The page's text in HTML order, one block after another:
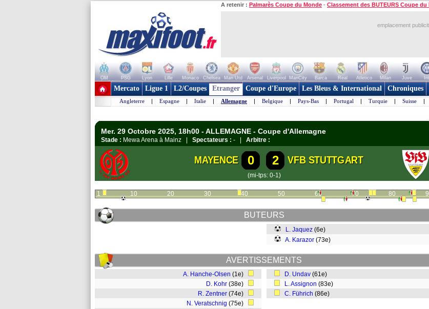
A retenir : Palmarès Coupe du Monde - Classement des BUTEURS Coupe du
emplacement
OM PSG Lyon Lille Monaco Chelsea Man Utd Arsenal Liverpool ManCity Barca Real Atletico Milan Juve
+ de clubs
Mercato Ligue 1 L2/Coupes Etranger Coupe d'Europe Les Bleus & International Chroniques
Angleterre | Espagne | Italie | Allemagne | Belgique | Pays-Bas | Portugal | Turquie | Suisse |
Mer. 29 Octobre 2025, 18h00 - ALLEMAGNE - Coupe d'Allemagne
Stade : Mewa Arena à Mainz | Spectateurs : - | Arbitre :
MAYENCE 0 2 VFB STUTTGART
(mi-tps: 0-1)
1 10 20 30 40 50 60 70 80
BUTEURS
L. Jaquez (6e)
A. Karazor (73e)
AVERTISSEMENTS
A. Hanche-Olsen (1e)
D. Kohr (38e)
R. Zentner (74e)
N. Veratschnig (75e)
D. Undav (61e)
L. Assignon (83e)
C. Führich (86e)